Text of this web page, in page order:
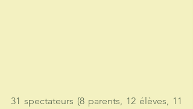
31 spectateurs (8 parents, 12 élèves, 11